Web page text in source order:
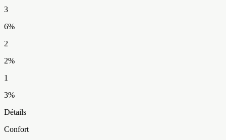
3
6%
2
2%
1
3%
Détails
Confort